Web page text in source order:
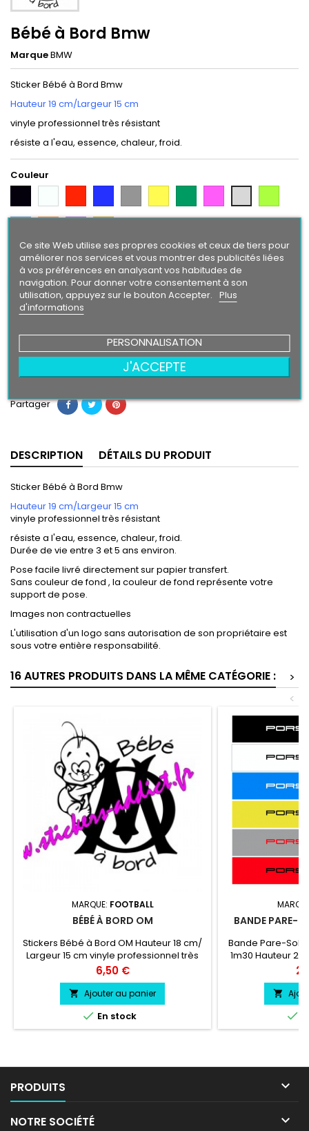
Bébé à Bord Bmw
MarqueBMW
Sticker Bébé à Bord Bmw
Hauteur 19 cm/Largeur 15 cm
vinyle professionnel très résistant
résiste a l'eau, essence, chaleur, froid.
Couleur
ArgentCitron
Bleu
OrangeVioletGold
Finition
Brillant
Mat
Quantité  Ajouter au panier
Partager
DESCRIPTION DÉTAILS DU PRODUIT
Sticker Bébé à Bord Bmw
Hauteur 19 cm/Largeur 15 cm
vinyle professionnel très résistant
résiste a l'eau, essence, chaleur, froid.
Durée de vie entre 3 et 5 ans environ.
Pose facile livré directement sur papier transfert.
Sans couleur de fond , la couleur de fond représente votre
support de pose.
Images non contractuelles
L'utilisation d'un logo sans autorisation de son propriétaire est
sous votre entière responsabilité.
16 AUTRES PRODUITS DANS LA MÊME CATÉGORIE :
>
<
MARQUE: FOOTBALL
BÉBÉ À BORD OM
Stickers Bébé à Bord OM Hauteur 18 cm/
Largeur 15 cm vinyle professionnel très
résistant résiste a l'eau, essence,
chaleur, froid.
Prix
6,50 €
 Ajouter au panier
 En stock
BANDE PARE-
Bande Pare-
1m30 Hauteur
couleur au
924


PRODUITS 
NOTRE SOCIÉTÉ 
Ce site Web utilise ses propres cookies et ceux de tiers pour
améliorer nos services et vous montrer des publicités liées
à vos préférences en analysant vos habitudes de
navigation. Pour donner votre consentement à son
utilisation, appuyez sur le bouton Accepter. Plus
d'informations
PERSONNALISATION
J'ACCEPTE